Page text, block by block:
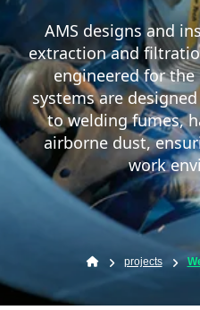
AMS designs and
extraction and
engineered for
systems are
to welding fumes,
airborne dust,
work
projects